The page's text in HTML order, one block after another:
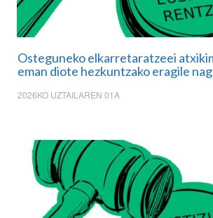
Osteguneko elkarretaratzeei
eman diote hezkuntzako eragile
2026KO UZTAILAREN 01A